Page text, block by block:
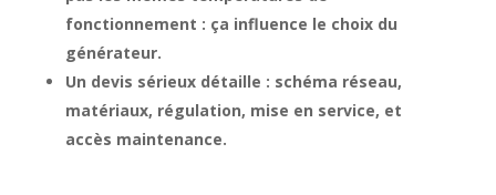
fonctionnement : ça influence le choix du
générateur.
Un devis sérieux détaille : schéma réseau,
matériaux, régulation, mise en service, et
accès maintenance.